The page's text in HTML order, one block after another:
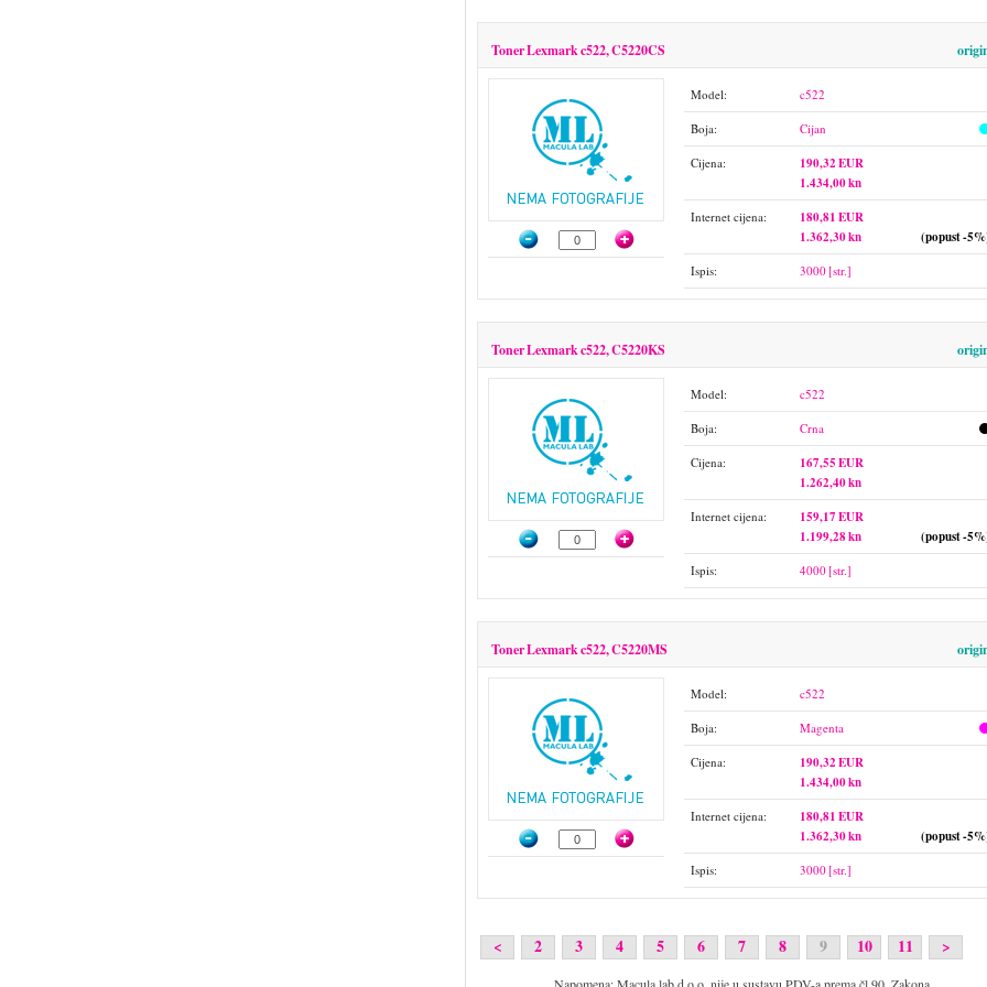
Toner Lexmark c522, C5220CS
Model: c522
Boja: Cijan
Cijena:
190,32 EUR
1.434,00 kn
Internet cijena:
180,81 EUR
1.362,30 kn
(popust -
Ispis: 3000 [str.]
Toner Lexmark c522, C5220KS
Model: c522
Boja: Crna
Cijena:
167,55 EUR
1.262,40 kn
Internet cijena:
159,17 EUR
1.199,28 kn
(popust -
Ispis: 4000 [str.]
Toner Lexmark c522, C5220MS
Model: c522
Boja: Magenta
Cijena:
190,32 EUR
1.434,00 kn
Internet cijena:
180,81 EUR
1.362,30 kn
(popust -
Ispis: 3000 [str.]
< 2 3 4 5 6 7 8 9 10 11 >